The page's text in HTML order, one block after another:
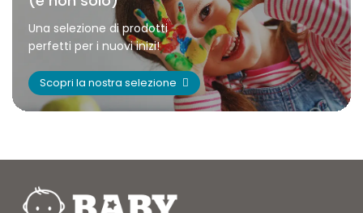
Una selezione di prodotti
perfetti per i nuovi inizi!
Scopri la nostra selezione